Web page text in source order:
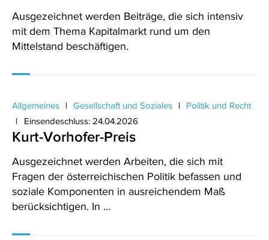
Ausgezeichnet werden Beiträge, die sich intensiv
mit dem Thema Kapitalmarkt rund um den
Mittelstand beschäftigen.
Allgemeines Gesellschaft und Soziales
Politik und Recht
Einsendeschluss: 24.04.2026
Kurt-Vorhofer-Preis
Ausgezeichnet werden Arbeiten, die sich mit
Fragen der österreichischen Politik befassen und
soziale Komponenten in ausreichendem Maß
berücksichtigen. In …